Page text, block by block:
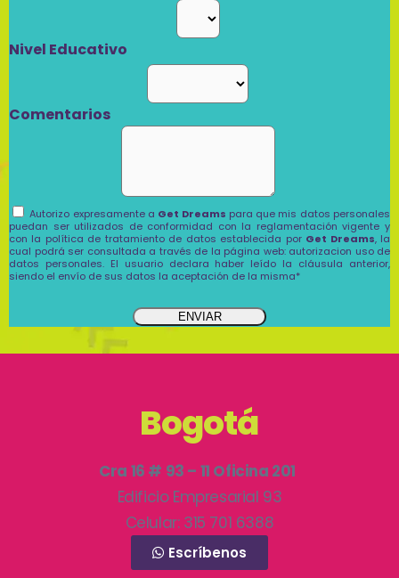
Nivel Educativo
Comentarios
Autorizo expresamente a Get Dreams para que mis datos personales
puedan ser utilizados de conformidad con la reglamentación vigente y
con la política de tratamiento de datos establecida por Get Dreams, la
cual podrá ser consultada a través de la página web: autorizacion uso de
datos personales. El usuario declara haber leído la cláusula anterior,
siendo el envío de sus datos la aceptación de la misma*
ENVIAR
Bogotá
Cra 16 # 93 – 11 Oficina 201
Edificio Empresarial 93
Celular: 315 701 6388
Escríbenos